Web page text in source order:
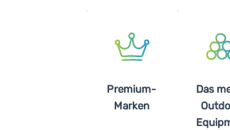
Premium-
Marken
Das